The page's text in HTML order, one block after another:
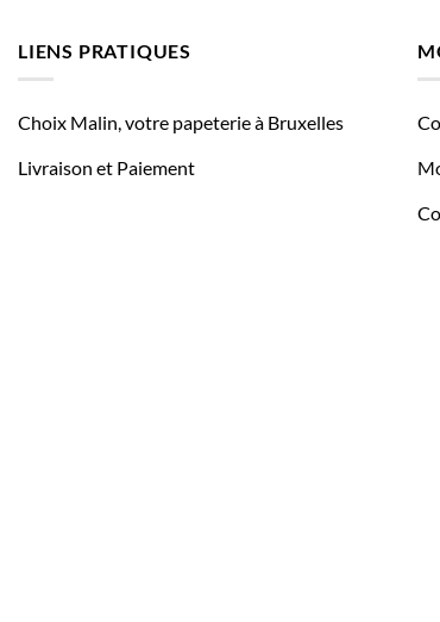
LIENS PRATIQUES
Choix Malin, votre papeterie à Bruxelles
Livraison et Paiement